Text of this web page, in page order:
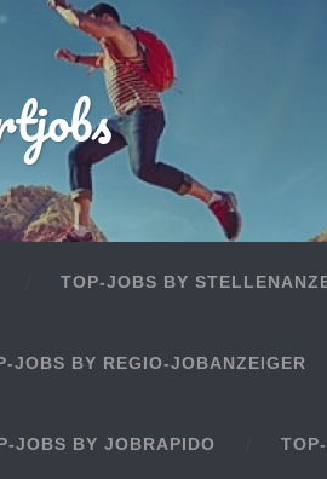
TOP-JOBS BY
JOBS BY REGIO-JOBANZEIGER
JOBS BY JOBRAPIDO